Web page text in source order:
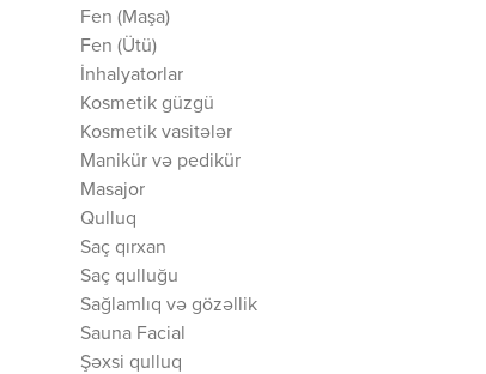
Fen (Maşa)
Fen (Ütü)
İnhalyatorlar
Kosmetik güzgü
Kosmetik vasitələr
Manikür və pedikür
Masajor
Qulluq
Saç qırxan
Saç qulluğu
Sağlamlıq və gözəllik
Sauna Facial
Şəxsi qulluq